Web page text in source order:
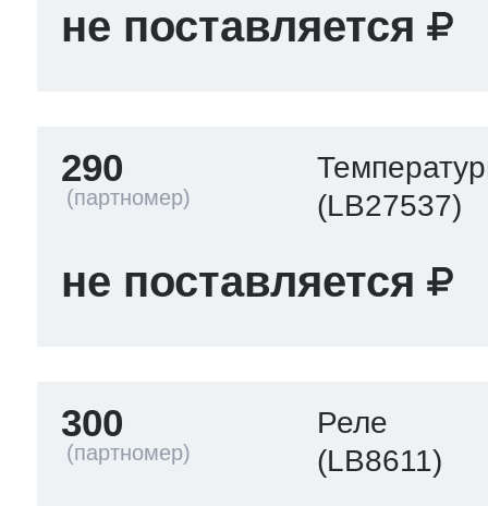
не поставляется
290
(LB27537)
не поставляется
300
Реле
(LB8611)